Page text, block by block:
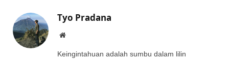
Tyo Pradana
Website
Keingintahuan adalah sumbu dalam lilin